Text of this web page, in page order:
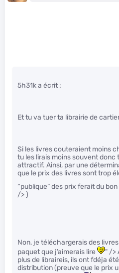
5h31k a écrit :
Et tu va tuer ta librairie de
Si les livres couteraient moins
tu les lirais moins souvent donc
attractif. Ainsi, par une
que le prix des livres sont trop
“publique” des prix ferait du
/> )
Non, je téléchargerais des
paquet que j’aimerais lire
" />
plus de libraireis, ils ont fdéja
distribution (preuve que le prix